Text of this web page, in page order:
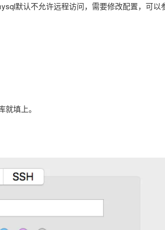
默认不允许远程访问，需要修改配置，可以
填上。